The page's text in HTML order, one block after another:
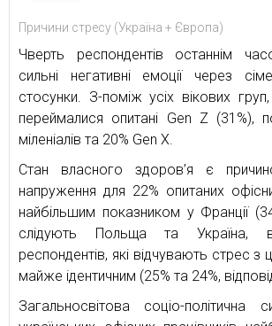
Причини стресу (Україна + Європа)
Чверть респондентів останнім
сильні негативні емоції через
стосунки. З-поміж усіх вікових
переймалися опитані Gen Z (31%),
міленіалів та 20% Gen X.
Стан власного здоров’я є
напруження для 22% опитаних
найбільшим показником у Франції
слідують Польща та Україна,
респондентів, які відчувають стрес з
майже ідентичним (25% та 24%,
Загальносвітова соціо-політична